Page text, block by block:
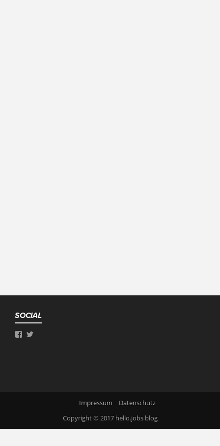
SOCIAL
Impressum
Datenschutz
Copyright © 2017 hello.jobs blog